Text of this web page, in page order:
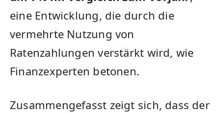
eine Entwicklung, die durch die
vermehrte Nutzung von
Ratenzahlungen verstärkt wird, wie
Finanzexperten betonen.
Zusammengefasst zeigt sich, dass der